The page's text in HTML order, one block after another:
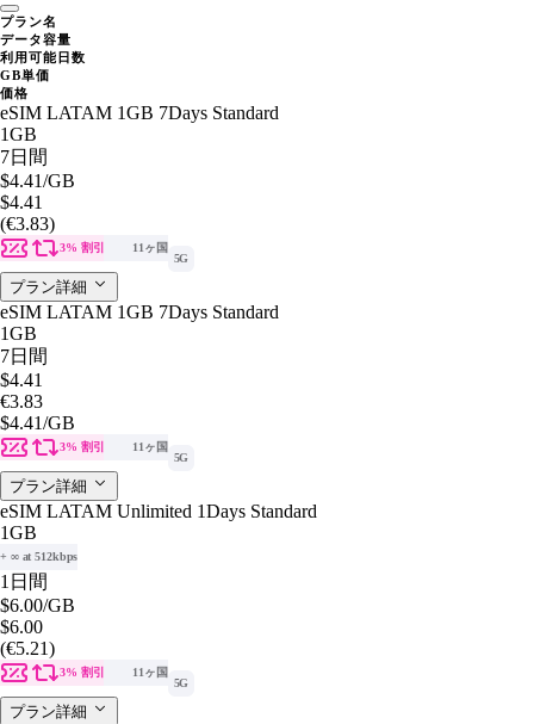
プラン名
データ容量
利用可能日数
GB単価
価格
eSIM LATAM 1GB 7Days Standard
1GB
7日間
$4.41/GB
$4.41
(€3.83)
3% 割引
11ヶ国
5G
プラン詳細
eSIM LATAM 1GB 7Days Standard
1GB
7日間
$4.41
€3.83
$4.41/GB
3% 割引
11ヶ国
5G
プラン詳細
eSIM LATAM Unlimited 1Days Standard
1GB
+ ∞ at 512kbps
1日間
$6.00/GB
$6.00
(€5.21)
3% 割引
11ヶ国
5G
プラン詳細